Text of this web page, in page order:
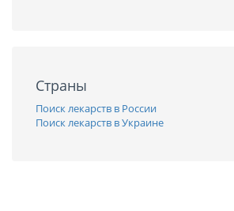
Страны
Поиск лекарств в России
Поиск лекарств в Украине